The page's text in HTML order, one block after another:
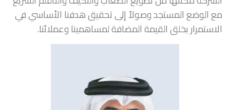
مع الوضع المستجد وصولاً إلى تحقيق هدفنا الأساسي في
الاستمرار بخلق القيمة المضافة لمساهمينا وعملائنا.